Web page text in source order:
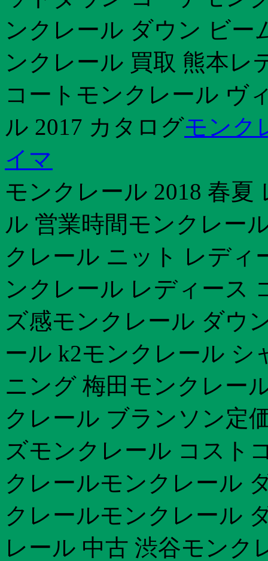
ンクレール ダウン ビー
ンクレール 買取 熊本レ
コートモンクレール ヴ
ル 2017 カタログモンク
イマ
モンクレール 2018 春
ル 営業時間モンクレー
クレール ニット レディ
ンクレール レディース
ズ感モンクレール ダウ
ール k2モンクレール シ
ニング 梅田モンクレー
クレール ブランソン定
ズモンクレール コスト
クレールモンクレール
クレールモンクレール
レール 中古 渋谷モンク